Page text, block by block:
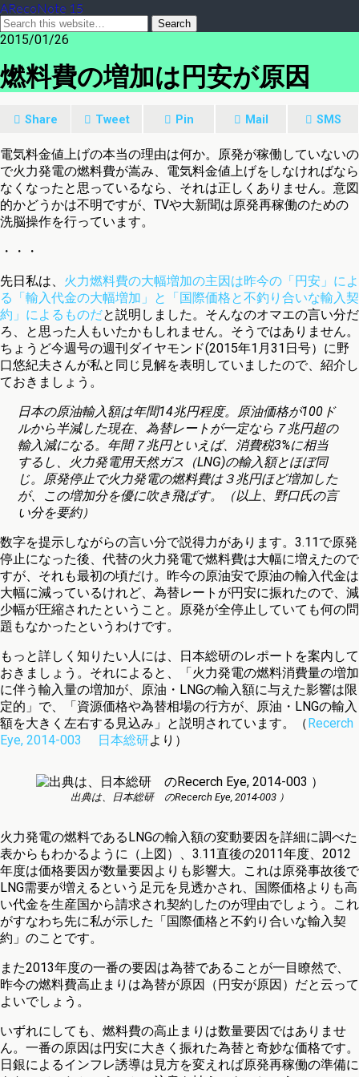
ARecoNote 15
2015/01/26
燃料費の増加は円安が原因
Share Tweet Pin Mail SMS
電気料金値上げの本当の理由は何か。原発が稼働していないの
で火力発電の燃料費が嵩み、電気料金値上げをしなければなら
なくなったと思っているなら、それは正しくありません。意図
的かどうかは不明ですが、TVや大新聞は原発再稼働のための
洗脳操作を行っています。
・・・
先日私は、 火力燃料費の大幅増加の主因は昨今の「円安」によ
る「輸入代金の大幅増加」と「国際価格と不釣り合いな輸入契
約」によるものだと説明しました。そんなのオマエの言い分だ
ろ、と思った人もいたかもしれません。そうではありません。
ちょうど今週号の週刊ダイヤモンド(2015年1月31日号）に野
口悠紀夫さんが私と同じ見解を表明していましたので、紹介し
ておきましょう。
日本の原油輸入額は年間14兆円程度。原油価格が100ド
ルから半減した現在、為替レートが一定なら７兆円超の
輸入減になる。年間７兆円といえば、消費税3%に相当
するし、火力発電用天然ガス（LNG)の輸入額とほぼ同
じ。原発停止で火力発電の燃料費は３兆円ほど増加した
が、この増加分を優に吹き飛ばす。（以上、野口氏の言
い分を要約）
数字を提示しながらの言い分で説得力があります。3.11で原発
停止になった後、代替の火力発電で燃料費は大幅に増えたので
すが、それも最初の頃だけ。昨今の原油安で原油の輸入代金は
大幅に減っているけれど、為替レートが円安に振れたので、減
少幅が圧縮されたということ。原発が全停止していても何の問
題もなかったというわけです。
もっと詳しく知りたい人には、日本総研のレポートを案内して
おきましょう。それによると、「火力発電の燃料消費量の増加
に伴う輸入量の増加が、原油・LNGの輸入額に与えた影響は限
定的」で、「資源価格や為替相場の行方が、原油・LNGの輸入
額を大きく左右する見込み」と説明されています。（Recerch
Eye, 2014-003 日本総研より）
出典は、日本総研 のRecerch Eye, 2014-003 ）
火力発電の燃料であるLNGの輸入額の変動要因を詳細に調べた
表からもわかるように（上図）、3.11直後の2011年度、2012
年度は価格要因が数量要因よりも影響大。これは原発事故後で
LNG需要が増えるという足元を見透かされ、国際価格よりも高
い代金を生産国から請求され契約したのが理由でしょう。これ
がすなわち先に私が示した「国際価格と不釣り合いな輸入契
約」のことです。
また2013年度の一番の要因は為替であることが一目瞭然で、
昨今の燃料費高止まりは為替が原因（円安が原因）だと云って
よいでしょう。
いずれにしても、燃料費の高止まりは数量要因ではありませ
ん。一番の原因は円安に大きく振れた為替と奇妙な価格です。
日銀によるインフレ誘導は見方を変えれば原発再稼働の準備に